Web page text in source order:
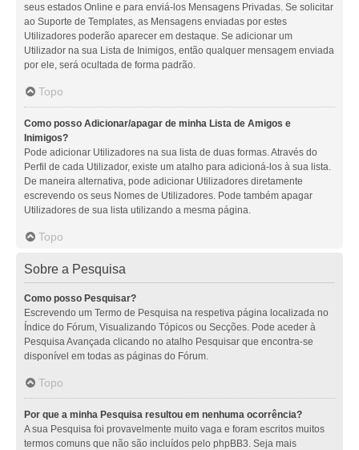
seus estados Online e para enviá-los Mensagens Privadas. Se solicitar
ao Suporte de Templates, as Mensagens enviadas por estes
Utilizadores poderão aparecer em destaque. Se adicionar um
Utilizador na sua Lista de Inimigos, então qualquer mensagem enviada
por ele, será ocultada de forma padrão.
Topo
Como posso Adicionar/apagar de minha Lista de Amigos e
Inimigos?
Pode adicionar Utilizadores na sua lista de duas formas. Através do
Perfil de cada Utilizador, existe um atalho para adicioná-los à sua lista.
De maneira alternativa, pode adicionar Utilizadores diretamente
escrevendo os seus Nomes de Utilizadores. Pode também apagar
Utilizadores de sua lista utilizando a mesma página.
Topo
Sobre a Pesquisa
Como posso Pesquisar?
Escrevendo um Termo de Pesquisa na respetiva página localizada no
Índice do Fórum, Visualizando Tópicos ou Secções. Pode aceder à
Pesquisa Avançada clicando no atalho Pesquisar que encontra-se
disponível em todas as páginas do Fórum.
Topo
Por que a minha Pesquisa resultou em nenhuma ocorrência?
A sua Pesquisa foi provavelmente muito vaga e foram escritos muitos
termos comuns que não são incluídos pelo phpBB3. Seja mais